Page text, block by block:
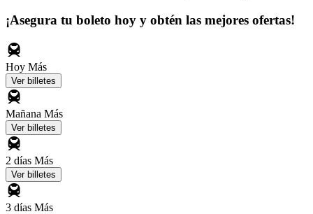
¡Asegura tu boleto hoy y obtén las mejores ofertas!
Hoy Más
Ver billetes
Mañana Más
Ver billetes
2 días Más
Ver billetes
3 días Más